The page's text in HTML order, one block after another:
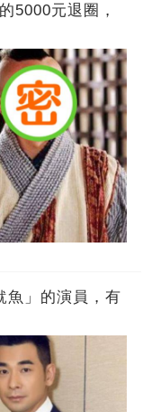
5000元退圈，
魚」的演員，有